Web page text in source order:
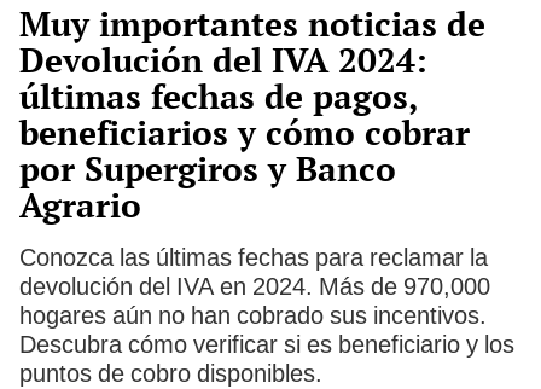
Muy importantes noticias de
Devolución del IVA 2024:
últimas fechas de pagos,
beneficiarios y cómo cobrar
por Supergiros y Banco
Agrario
Conozca las últimas fechas para reclamar la
devolución del IVA en 2024. Más de 970,000
hogares aún no han cobrado sus incentivos.
Descubra cómo verificar si es beneficiario y los
puntos de cobro disponibles.